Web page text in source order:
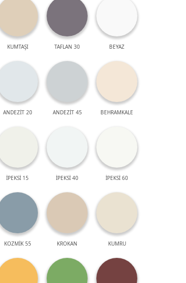
KUMTAŞI TAFLAN 30 BEYAZ
ANDEZİT 20 ANDEZİT 45 BEHRAMKALE
İPEKSİ 15 İPEKSİ 40 İPEKSİ 60
KOZMİK 55 KROKAN KUMRU